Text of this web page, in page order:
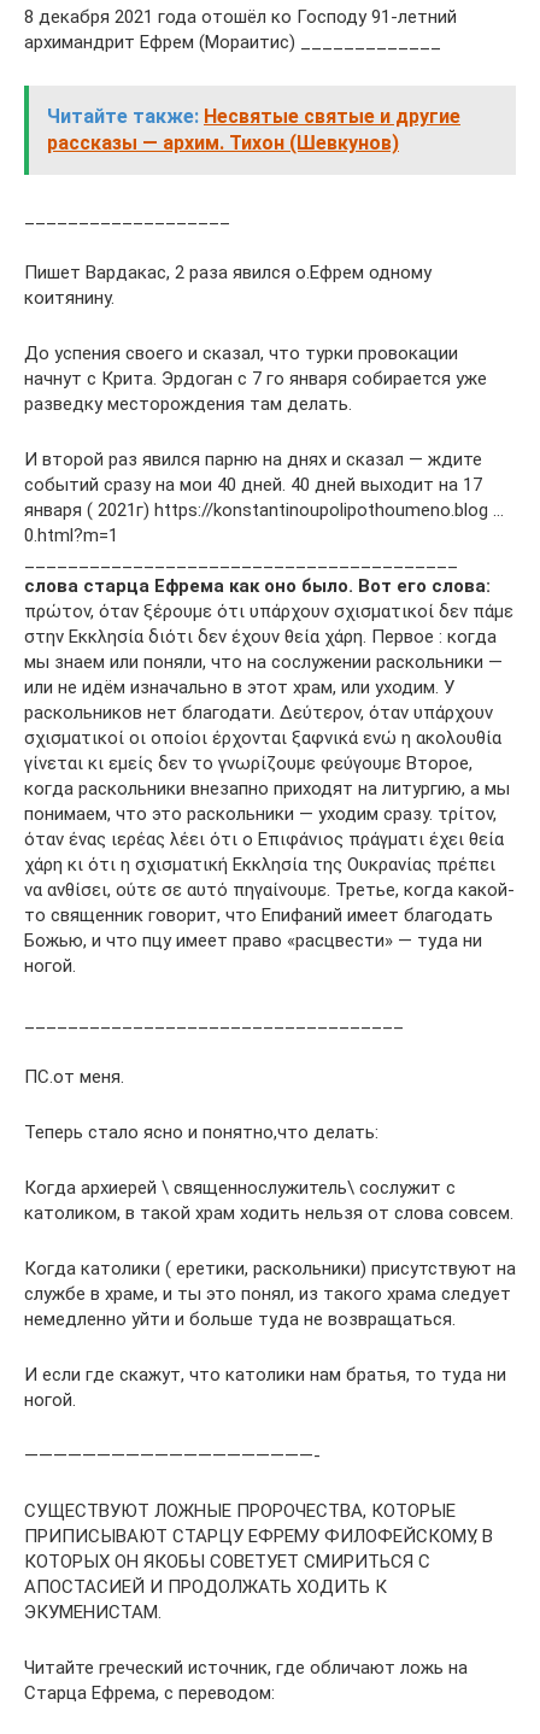
8 декабря 2021 года отошёл ко Господу 91-летний
архимандрит Ефрем (Мораитис) _____________
Читайте также: Несвятые святые и другие
рассказы — архим. Тихон (Шевкунов)
Пишет Вардакас, 2 раза явился о.Ефрем одному
коитянину.
До успения своего и сказал, что турки провокации
начнут с Крита. Эрдоган с 7 го января собирается уже
разведку месторождения там делать.
И второй раз явился парню на днях и сказал — ждите
событий сразу на мои 40 дней. 40 дней выходит на 17
января ( 2021г) https://konstantinoupolipothoumeno.blog …
0.html?m=1
слова старца Ефрема как оно было. Вот его слова:
πρώτον, όταν ξέρουμε ότι υπάρχουν σχισματικοί δεν πάμε
στην Εκκλησία διότι δεν έχουν θεία χάρη. Первое : когда
мы знаем или поняли, что на сослужении раскольники —
или не идём изначально в этот храм, или уходим. У
раскольников нет благодати. Δεύτερον, όταν υπάρχουν
σχισματικοί οι οποίοι έρχονται ξαφνικά ενώ η ακολουθία
γίνεται κι εμείς δεν το γνωρίζουμε φεύγουμε Второе,
когда раскольники внезапно приходят на литургию, а мы
понимаем, что это раскольники — уходим сразу. τρίτον,
όταν ένας ιερέας λέει ότι ο Επιφάνιος πράγματι έχει θεία
χάρη κι ότι η σχισματική Εκκλησία της Ουκρανίας πρέπει
να ανθίσει, ούτε σε αυτό πηγαίνουμε. Третье, когда какой-
то священник говорит, что Епифаний имеет благодать
Божью, и что пцу имеет право «расцвести» — туда ни
ногой.
ПС.от меня.
Теперь стало ясно и понятно,что делать:
Когда архиерей \ священнослужитель\ сослужит с
католиком, в такой храм ходить нельзя от слова совсем.
Когда католики ( еретики, раскольники) присутствуют на
службе в храме, и ты это понял, из такого храма следует
немедленно уйти и больше туда не возвращаться.
И если где скажут, что католики нам братья, то туда ни
ногой.
————————————————————-
СУЩЕСТВУЮТ ЛОЖНЫЕ ПРОРОЧЕСТВА, КОТОРЫЕ
ПРИПИСЫВАЮТ СТАРЦУ ЕФРЕМУ ФИЛОФЕЙСКОМУ, В
КОТОРЫХ ОН ЯКОБЫ СОВЕТУЕТ СМИРИТЬСЯ С
АПОСТАСИЕЙ И ПРОДОЛЖАТЬ ХОДИТЬ К
ЭКУМЕНИСТАМ.
Читайте греческий источник, где обличают ложь на
Старца Ефрема, с переводом: